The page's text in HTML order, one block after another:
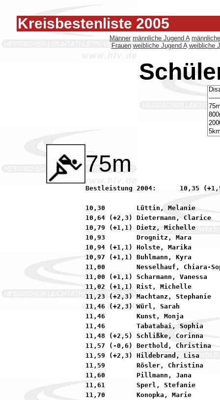
Kreisbestenliste 2005
Männer männliche Jugend A
Frauen weibliche Jugend A weibliche
75m
Bestleistung 2004:	10,35 (+1,5) Menzel, Milena          92 SKG Sprendlingen
10,30        Lüttin, Melanie
10,64 (+2,3) Dietermann,
10,79 (+1,1) Dietz, Michelle
10,93        Drognitz, Mara
10,94 (+1,1) Holste, Marika
10,97 (+1,1) Buhlmann, Kyra
11,00        Nesselhauf, Chiara-
11,00 (+1,1) Scharmann, Vanessa
11,02 (+1,1) Rist, Michelle
11,23 (+2,3) Machtanz, Stephanie
11,46 (+2,3) Würl, Sarah
11,46        Kunst, Monja
11,46        Tabatabai, Sophia
11,48 (+2,5) Schlißke, Corinna
11,57 (-0,6) Berthold, Christina
11,59 (+2,3) Hildebrand, Lisa
11,59        Rösler, Christina
11,60        Pillmann, Jana
11,61        Sperl, Stefanie
11,70        Konopka, Marie